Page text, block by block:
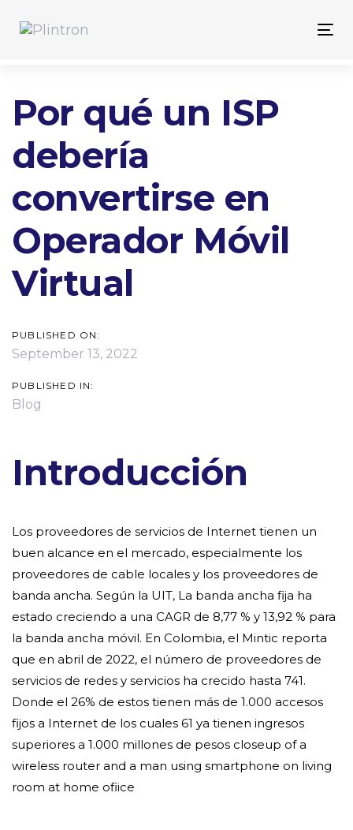
links
content
Por qué un ISP
debería
convertirse en
Operador Móvil
Virtual
PUBLISHED ON:
September 13, 2022
PUBLISHED IN:
Blog
Introducción
Los proveedores de servicios de Internet tienen un
buen alcance en el mercado, especialmente los
proveedores de cable locales y los proveedores de
banda ancha. Según la UIT, La banda ancha fija ha
estado creciendo a una CAGR de 8,77 % y 13,92 % para
la banda ancha móvil. En Colombia, el Mintic reporta
que en abril de 2022, el número de proveedores de
servicios de redes y servicios ha crecido hasta 741.
Donde el 26% de estos tienen más de 1.000 accesos
fijos a Internet de los cuales 61 ya tienen ingresos
superiores a 1.000 millones de pesos closeup of a
wireless router and a man using smartphone on living
room at home ofiice